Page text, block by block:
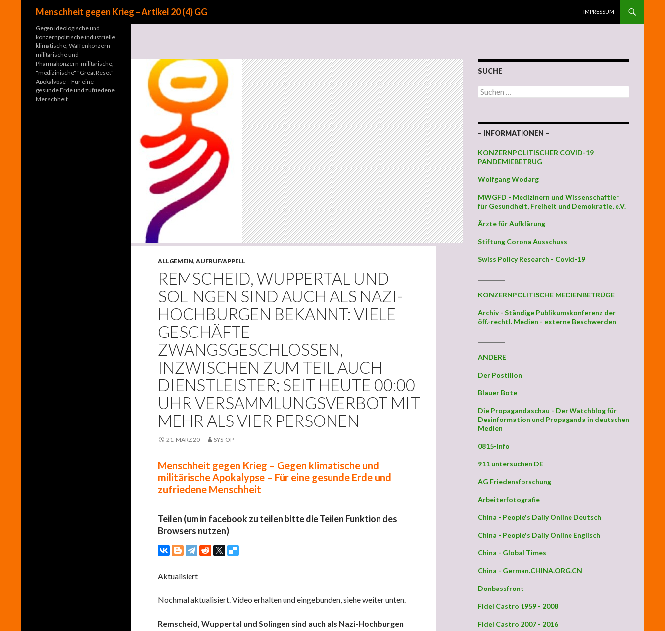
Menschheit gegen Krieg – Artikel 20 (4) GG
IMPRESSUM
ALLGEMEIN, AUFRUF/APPELL
REMSCHEID, WUPPERTAL UND
SOLINGEN SIND AUCH ALS NAZI-
HOCHBURGEN BEKANNT: VIELE
GESCHÄFTE
ZWANGSGESCHLOSSEN,
INZWISCHEN ZUM TEIL AUCH
DIENSTLEISTER; SEIT HEUTE 00:00
UHR VERSAMMLUNGSVERBOT MIT
MEHR ALS VIER PERSONEN
21. MÄRZ 20 SYS-OP
Menschheit gegen Krieg – Gegen klimatische und
militärische Apokalypse – Für eine gesunde Erde und
zufriedene Menschheit
Teilen (um in facebook zu teilen bitte die Teilen Funktion des
Browsers nutzen)
Aktualisiert
Nochmal aktualisiert. Video erhalten und eingebunden, siehe weiter unten.
Remscheid, Wuppertal und Solingen sind auch als Nazi-Hochburgen
SUCHE
Suchen nach:
– INFORMATIONEN –
KONZERNPOLITISCHER COVID-19
PANDEMIEBETRUG
Wolfgang Wodarg
MWGFD - Medizinern und Wissenschaftler
für Gesundheit, Freiheit und Demokratie, e.V.
Ärzte für Aufklärung
Stiftung Corona Ausschuss
Swiss Policy Research - Covid-19
KONZERNPOLITISCHE MEDIENBETRÜGE
Archiv - Ständige Publikumskonferenz der
öff.-rechtl. Medien - externe Beschwerden
ANDERE
Der Postillon
Blauer Bote
Die Propagandaschau - Der Watchblog für
Desinformation und Propaganda in deutschen
Medien
0815-Info
911 untersuchen DE
AG Friedensforschung
Arbeiterfotografie
China - People's Daily Online Deutsch
China - People's Daily Online Englisch
China - Global Times
China - German.CHINA.ORG.CN
Donbassfront
Fidel Castro 1959 - 2008
Fidel Castro 2007 - 2016
Gegen ideologische und
konzernpolitische industrielle
klimatische, Waffenkonzern-
militärische und
Pharmakonzern-militärische,
"medizinische" "Great Reset"-
Apokalypse – Für eine
gesunde Erde und zufriedene
Menschheit